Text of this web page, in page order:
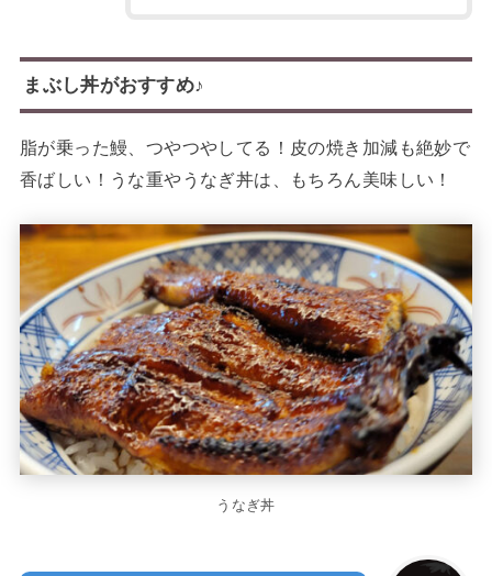
まぶし丼がおすすめ♪
脂が乗った鰻、つやつやしてる！皮の焼き加減も絶妙で
香ばしい！うな重やうなぎ丼は、もちろん美味しい！
うなぎ丼